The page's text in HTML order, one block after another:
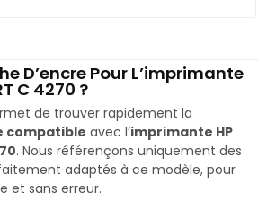
D’encre Pour L’imprimante
C 4270 ?
de trouver rapidement la
compatible avec l’imprimante HP
. Nous référençons uniquement des
adaptés à ce modèle, pour
et sans erreur.